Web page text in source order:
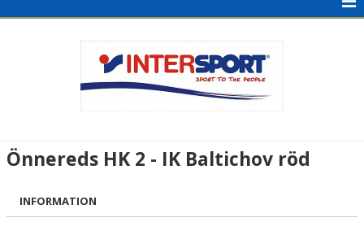
BILDGALLERI
Önnereds HK 2 - IK Baltichov röd
INFORMATION